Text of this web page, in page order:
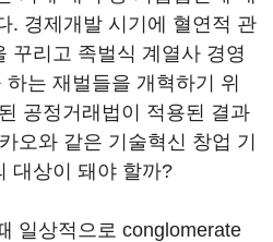
. 경제개발 시기에 혈연적 관
꾸리고 족벌식 계열사 경영
하는 재벌들을 개혁하기 위
공정거래법이 적용된 결과
오와 같은 기술혁신 창업 기
대상이 돼야 할까?
일상적으로 conglomerate